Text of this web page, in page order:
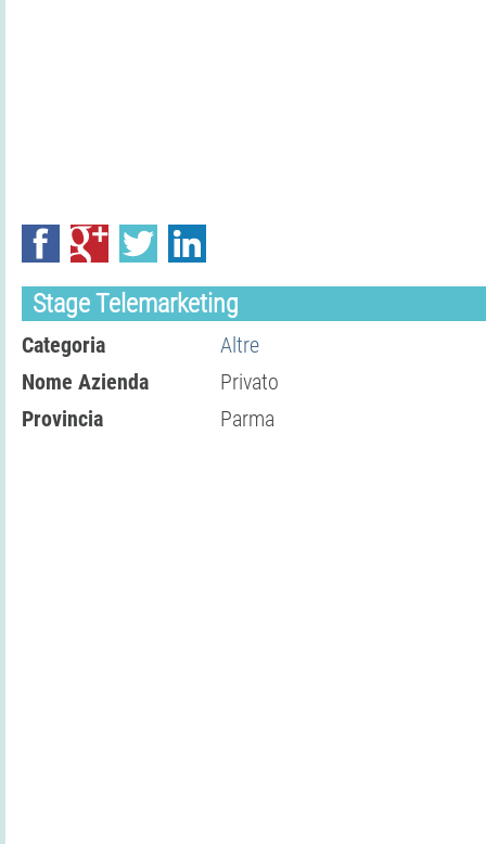
Stage Telemarketing
Categoria
Altre
Nome Azienda
Privato
Provincia
Parma